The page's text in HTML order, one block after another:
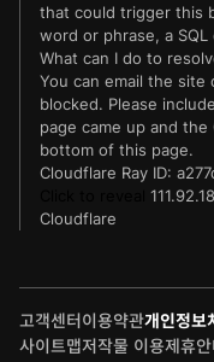
that could trigger this
word or phrase, a
What can I do to
You can email the
blocked. Please
page came up and
bottom of this page.
Cloudflare Ray ID:
Cloudflare
고객센터이용약관개인정보
사이트맵저작물 이용제휴안